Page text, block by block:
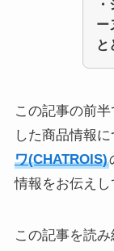
・
ー
と
この記事の前
した商品情報
ワ(CHATROIS)
情報をお伝えし
この記事を読